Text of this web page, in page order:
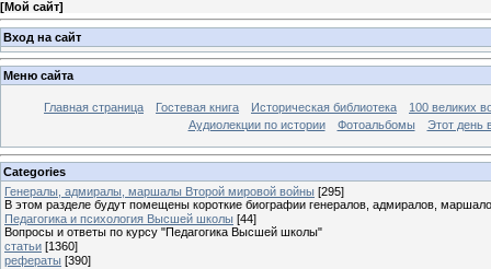
[Мой сайт]
Вход на сайт
Меню сайта
Главная страница Гостевая книга Историческая библиотека
100 великих
Аудиолекции по истории
Фотоальбомы Этот день
Categories
Генералы, адмиралы, маршалы Второй мировой войны [295]
В этом разделе будут помещены короткие биографии генералов, адмиралов,
Педагогика и психология Высшей школы [44]
Вопросы и ответы по курсу "Педагогика Высшей школы"
статьи [1360]
рефераты [390]